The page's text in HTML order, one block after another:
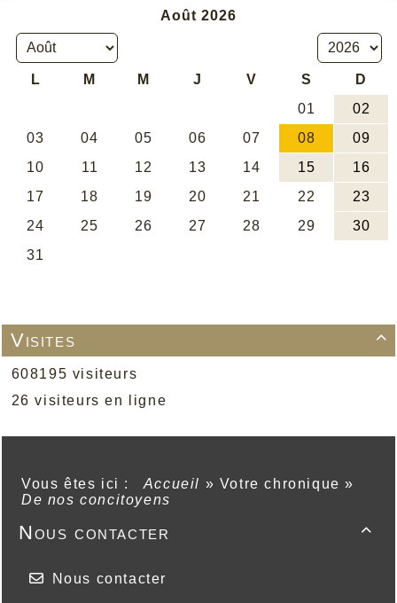

Visites
608195 visiteurs
26 visiteurs en ligne
Vous êtes ici : Accueil » Votre chronique »
De nos concitoyens

Nous contacter
Nous contacter